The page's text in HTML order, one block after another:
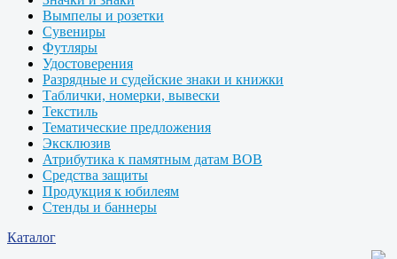
Вымпелы и розетки
Сувениры
Футляры
Удостоверения
Разрядные и судейские знаки и книжки
Таблички, номерки, вывески
Текстиль
Тематические предложения
Эксклюзив
Атрибутика к памятным датам ВОВ
Средства защиты
Продукция к юбилеям
Стенды и баннеры
Каталог